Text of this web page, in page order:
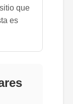
que
es